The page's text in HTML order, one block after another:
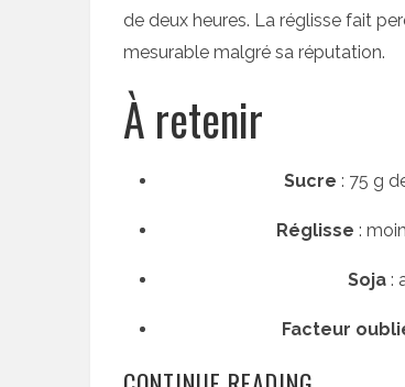
de deux heures. La réglisse fait
mesurable malgré sa réputation.
À retenir
Sucre : 75 g
Réglisse :
Soja :
Facteur